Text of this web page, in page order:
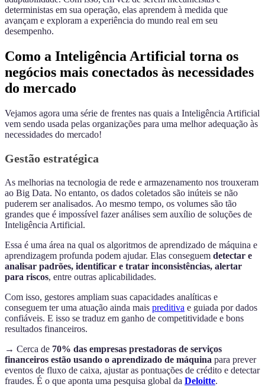
deterministas em sua operação, elas aprendem à medida que
avançam e exploram a experiência do mundo real em seu
desempenho.
Como a Inteligência Artificial torna os
negócios mais conectados às necessidades
do mercado
Vejamos agora uma série de frentes nas quais a Inteligência Artificial
vem sendo usada pelas organizações para uma melhor adequação às
necessidades do mercado!
Gestão estratégica
As melhorias na tecnologia de rede e armazenamento nos trouxeram
ao Big Data. No entanto, os dados coletados são inúteis se não
puderem ser analisados. Ao mesmo tempo, os volumes são tão
grandes que é impossível fazer análises sem auxílio de soluções de
Inteligência Artificial.
Essa é uma área na qual os algoritmos de aprendizado de máquina e
aprendizagem profunda podem ajudar. Elas conseguem detectar e
analisar padrões, identificar e tratar inconsistências, alertar
para riscos, entre outras aplicabilidades.
Com isso, gestores ampliam suas capacidades analíticas e
conseguem ter uma atuação ainda mais preditiva e guiada por dados
confiáveis. E isso se traduz em ganho de competitividade e bons
resultados financeiros.
→ Cerca de 70% das empresas prestadoras de serviços
financeiros estão usando o aprendizado de máquina para prever
eventos de fluxo de caixa, ajustar as pontuações de crédito e detectar
fraudes. É o que aponta uma pesquisa global da Deloitte.